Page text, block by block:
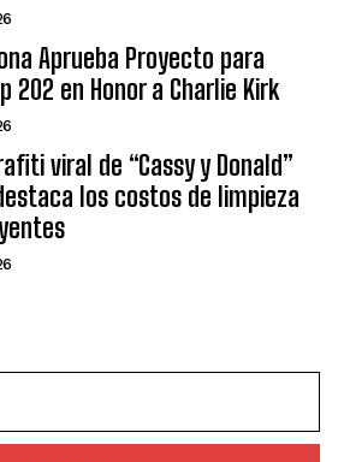
Aprueba Proyecto para
202 en Honor a Charlie Kirk
viral de “Cassy y Donald”
los costos de limpieza